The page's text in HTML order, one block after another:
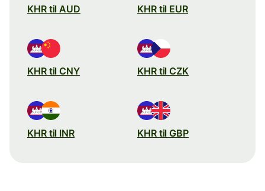
KHR til AUD KHR til EUR
KHR til CNY KHR til CZK
KHR til INR KHR til GBP